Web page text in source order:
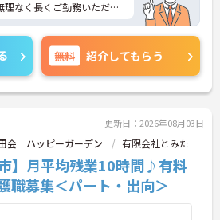
なく長くご勤務いただけ
対策ポイントなど、さら
お気軽にご相談くださ
無料 紹介してもらう
更新日：2026年08月03日
会 ハッピーガーデン 有限会社とみた
市】月平均残業10時間♪有料
職募集＜パート・出向＞